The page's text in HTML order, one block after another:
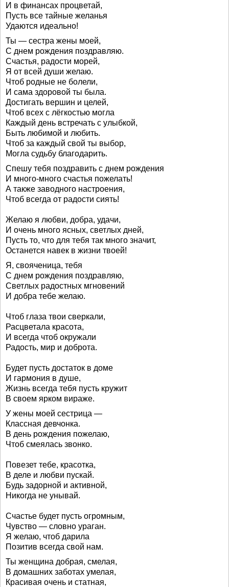
И в финансах процветай,
Пусть все тайные желанья
Удаются идеально!
Ты — сестра жены моей,
С днем рождения поздравляю.
Счастья, радости морей,
Я от всей души желаю.
Чтоб родные не болели,
И сама здоровой ты была.
Достигать вершин и целей,
Чтоб всех с лёгкостью могла
Каждый день встречать с улыбкой,
Быть любимой и любить.
Чтоб за каждый свой ты выбор,
Могла судьбу благодарить.
Спешу тебя поздравить с днем рождения
И много-много счастья пожелать!
А также заводного настроения,
Чтоб всегда от радости сиять!
Желаю я любви, добра, удачи,
И очень много ясных, светлых дней,
Пусть то, что для тебя так много значит,
Останется навек в жизни твоей!
Я, свояченица, тебя
С днем рождения поздравляю,
Светлых радостных мгновений
И добра тебе желаю.
Чтоб глаза твои сверкали,
Расцветала красота,
И всегда чтоб окружали
Радость, мир и доброта.
Будет пусть достаток в доме
И гармония в душе,
Жизнь всегда тебя пусть кружит
В своем ярком вираже.
У жены моей сестрица —
Классная девчонка.
В день рождения пожелаю,
Чтоб смеялась звонко.
Повезет тебе, красотка,
В деле и любви пускай.
Будь задорной и активной,
Никогда не унывай.
Счастье будет пусть огромным,
Чувство — словно ураган.
Я желаю, чтоб дарила
Позитив всегда свой нам.
Ты женщина добрая, смелая,
В домашних заботах умелая,
Красивая очень и статная,